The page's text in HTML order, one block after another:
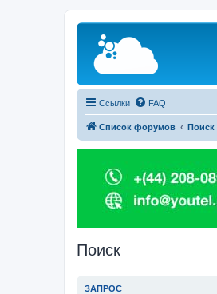
Ссылки FAQ
Список форумов Поиск
Поиск
ЗАПРОС